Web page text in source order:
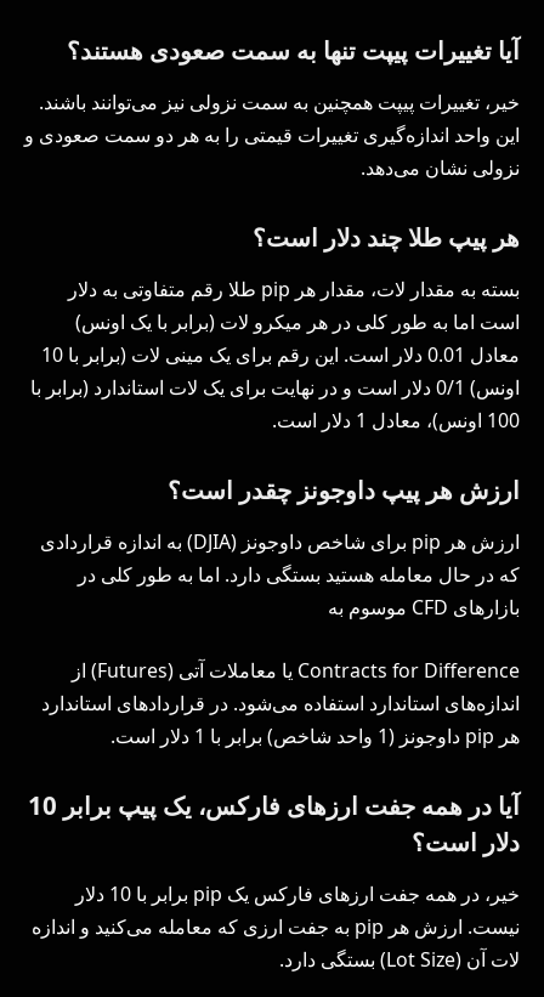
آیا تغییرات پیپت تنها به سمت صعودی هستند؟
خیر، تغییرات پیپت همچنین به سمت نزولی نیز می‌توانند باشند.
این واحد اندازه‌گیری تغییرات قیمتی را به هر دو سمت صعودی و
نزولی نشان می‌دهد.
هر پیپ طلا چند دلار است؟
بسته به مقدار لات، مقدار هر pip طلا رقم متفاوتی به دلار
است اما به طور کلی در هر میکرو لات (برابر با یک اونس)
معادل 0.01 دلار است. این رقم برای یک مینی لات (برابر با 10
اونس) 0/1 دلار است و در نهایت برای یک لات استاندارد (برابر با
100 اونس)، معادل 1 دلار است.
ارزش هر پیپ داوجونز چقدر است؟
ارزش هر pip برای شاخص داوجونز (DJIA) به اندازه قراردادی
که در حال معامله هستید بستگی دارد. اما به طور کلی در
بازارهای CFD موسوم به
Contracts for Difference یا معاملات آتی (Futures) از
اندازه‌های استاندارد استفاده می‌شود. در قراردادهای استاندارد
هر pip داوجونز (1 واحد شاخص) برابر با 1 دلار است.
آیا در همه جفت ارزهای فارکس، یک پیپ برابر 10
دلار است؟
خیر، در همه جفت ارزهای فارکس یک pip برابر با 10 دلار
نیست. ارزش هر pip به جفت ارزی که معامله می‌کنید و اندازه
لات آن (Lot Size) بستگی دارد.